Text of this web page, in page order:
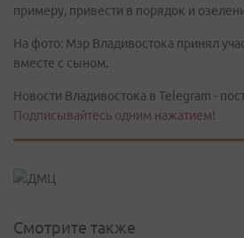
примеру, привести в порядок и
На фото: Мэр Владивостока принял
вместе с сыном.
Новости Владивостока в Telegram -
Подписывайтесь одним нажатием!
Смотрите также